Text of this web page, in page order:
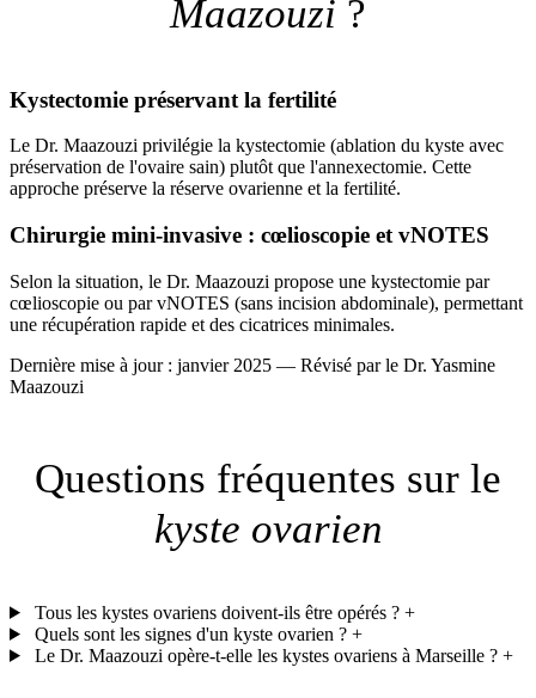
Maazouzi ?
Kystectomie préservant la fertilité
Le Dr. Maazouzi privilégie la kystectomie (ablation du kyste avec
préservation de l'ovaire sain) plutôt que l'annexectomie. Cette
approche préserve la réserve ovarienne et la fertilité.
Chirurgie mini-invasive : cœlioscopie et vNOTES
Selon la situation, le Dr. Maazouzi propose une kystectomie par
cœlioscopie ou par vNOTES (sans incision abdominale), permettant
une récupération rapide et des cicatrices minimales.
Dernière mise à jour : janvier 2025 — Révisé par le Dr. Yasmine
Maazouzi
Questions fréquentes sur le
kyste ovarien
Tous les kystes ovariens doivent-ils être opérés ? +
Quels sont les signes d'un kyste ovarien ? +
Le Dr. Maazouzi opère-t-elle les kystes ovariens à Marseille ? +